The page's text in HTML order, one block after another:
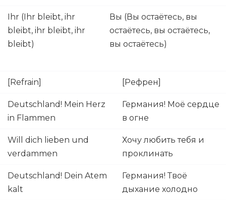
Ihr (Ihr bleibt, ihr
bleibt, ihr bleibt, ihr
bleibt)
Вы (Вы остаётесь, вы
остаётесь, вы остаётесь,
вы остаётесь)
[Refrain] [Рефрен]
Deutschland! Mein Herz
in Flammen
Германия! Моё сердце
в огне
Will dich lieben und
verdammen
Хочу любить тебя и
проклинать
Deutschland! Dein Atem
kalt
Германия! Твоё
дыхание холодно